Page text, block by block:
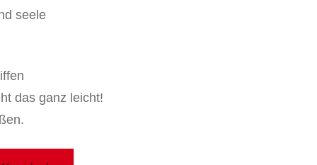
seele
das ganz leicht!